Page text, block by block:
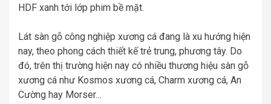
HDF xanh tới lớp phim bề mặt.
Lát sàn gỗ công nghiệp xương cá đang là xu hướng hiện
nay, theo phong cách thiết kế trẻ trung, phương tây. Do
đó, trên thị trường hiện nay có nhiều thương hiệu sàn gỗ
xương cá như Kosmos xương cá, Charm xương cá, An
Cường hay Morser…